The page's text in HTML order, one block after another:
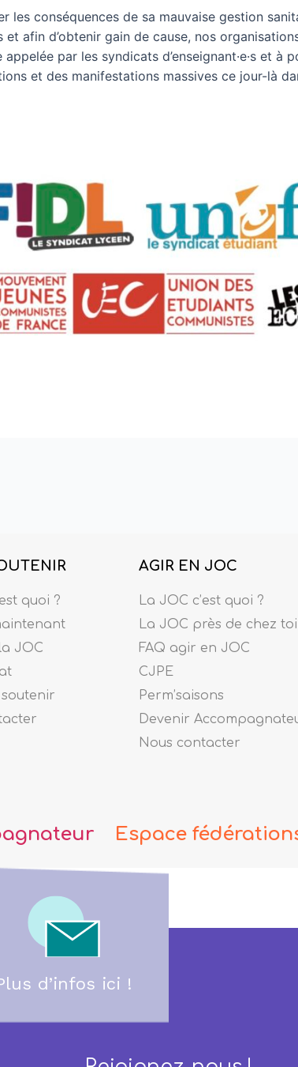
les conséquences de sa mauvaise gestion
afin d’obtenir gain de cause, nos organisations
par les syndicats d’enseignant·e·s et
et des manifestations massives ce jour-là
quoi ?
JOC
soutenir
AGIR EN JOC
La JOC c’est quoi ?
La JOC près de chez toi
FAQ agir en JOC
CJPE
Perm’saisons
Devenir
Nous contacter
Espace
d’infos ici !